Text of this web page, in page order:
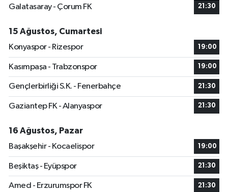
Galatasaray - Çorum FK
21:30
15 Ağustos, Cumartesi
Konyaspor - Rizespor
19:00
Kasımpaşa - Trabzonspor 19:00
Gençlerbirliği S.K. - Fenerbahçe 21:30
Gaziantep FK - Alanyaspor 21:30
16 Ağustos, Pazar
Başakşehir - Kocaelispor
19:00
Beşiktaş - Eyüpspor 21:30
Amed - Erzurumspor FK 21:30